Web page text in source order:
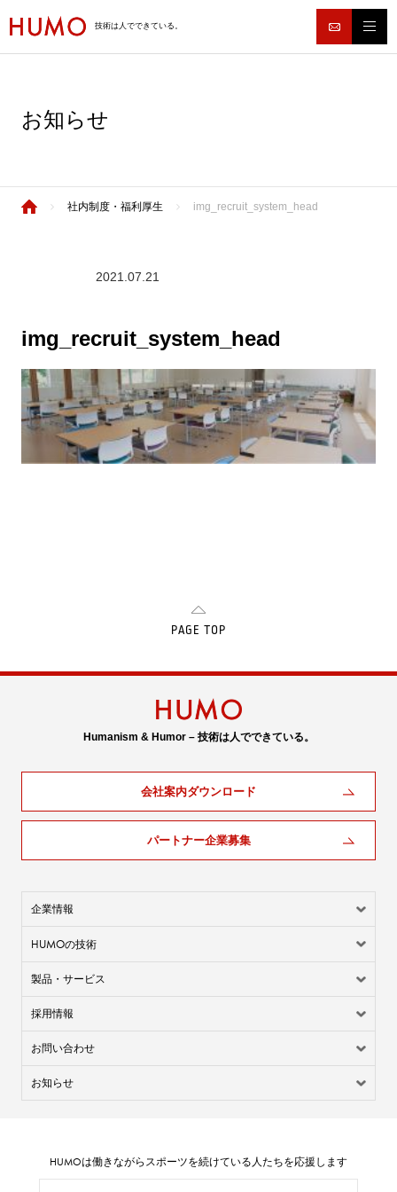
技術は人でできている。
お知らせ
社内制度・福利厚生 img_recruit_system_head
2021.07.21
img_recruit_system_head
PAGE TOP
Humanism & Humor – 技術は人でできている。
会社案内ダウンロード
パートナー企業募集
企業情報
HUMOの技術
製品・サービス
採用情報
お問い合わせ
お知らせ
HUMOは働きながらスポーツを続けている人たちを応援します